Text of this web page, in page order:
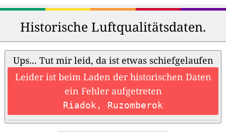
Historische Luftqualitätsdaten.
Ups... Tut mir leid, da ist etwas schiefgelaufen
Leider ist beim Laden der historischen Daten
ein Fehler aufgetreten
Riadok, Ruzomberok